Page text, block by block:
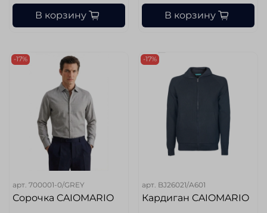
В корзину В корзину
-17%
арт. 700001-0/GREY
Сорочка CAIOMARIO
-17%
арт. BJ26021/A601
Кардиган CAIOMARIO